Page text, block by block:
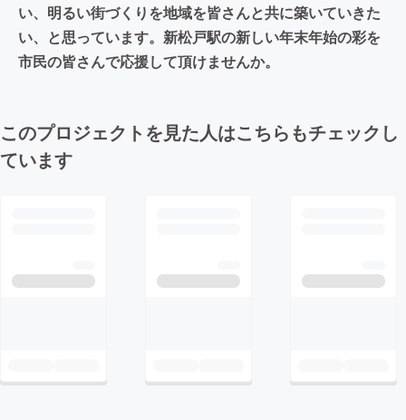
い、明るい街づくりを地域を皆さんと共に築いていきた
い、と思っています。新松戸駅の新しい年末年始の彩を
市民の皆さんで応援して頂けませんか。
このプロジェクトを見た人はこちらもチェックし
ています